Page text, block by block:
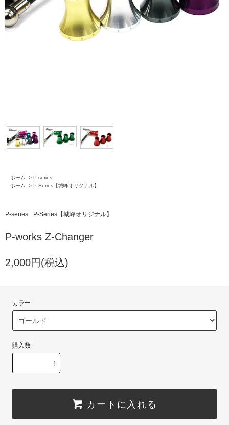
ホーム > P-series
ホーム
> P-Series【城峰オリジナル】
P-series P-Series【城峰オリジナル】
P-works Z-Changer
2,000円(税込)
カラー
購入数
カートに入れる